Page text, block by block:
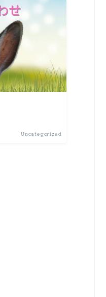
Uncategorized